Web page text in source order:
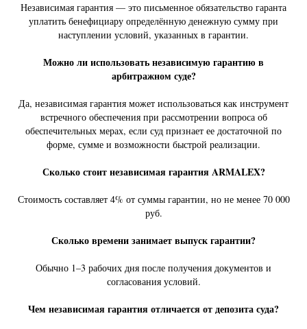
Независимая гарантия — это письменное обязательство гаранта
уплатить бенефициару определённую денежную сумму при
наступлении условий, указанных в гарантии.
Можно ли использовать независимую гарантию в
арбитражном суде?
Да, независимая гарантия может использоваться как инструмент
встречного обеспечения при рассмотрении вопроса об
обеспечительных мерах, если суд признает ее достаточной по
форме, сумме и возможности быстрой реализации.
Сколько стоит независимая гарантия ARMALEX?
Стоимость составляет 4% от суммы гарантии, но не менее 70 000
руб.
Сколько времени занимает выпуск гарантии?
Обычно 1–3 рабочих дня после получения документов и
согласования условий.
Чем независимая гарантия отличается от депозита суда?